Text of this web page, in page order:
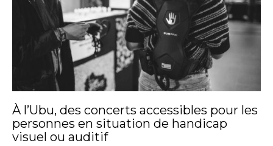
À l’Ubu, des concerts accessibles pour les
personnes en situation de handicap
visuel ou auditif